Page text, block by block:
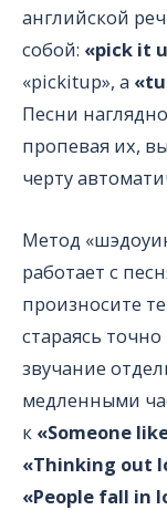
английской
собой: «pick it
«pickitup», а
Песни
пропевая их,
черту
Метод
работает с
произносите
стараясь
звучание
медленными
к «Someone
«Thinking out
«People fall in